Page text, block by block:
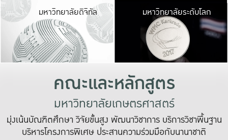
มหาวิทยาลัยดิจิทัล มหาวิ
เปลี่ยนแปลง แล
เพื่อทำง
ระบบสารสนเทศ
มหาวิทยาลัยระดับโลก
คณะและหลักสูตร
มหาวิทยาลัยเกษตรศาสตร์
มุ่งเน้นบัณฑิตศึกษา วิจัยขั้นสูง พัฒนาวิชาการ บริการวิชาพื้นฐาน
บริหารโครงการพิเศษ ประสานความร่วมมือกับนานาชาติ